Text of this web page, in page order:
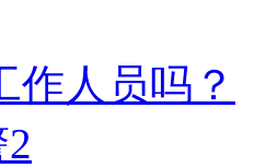
作人员吗？